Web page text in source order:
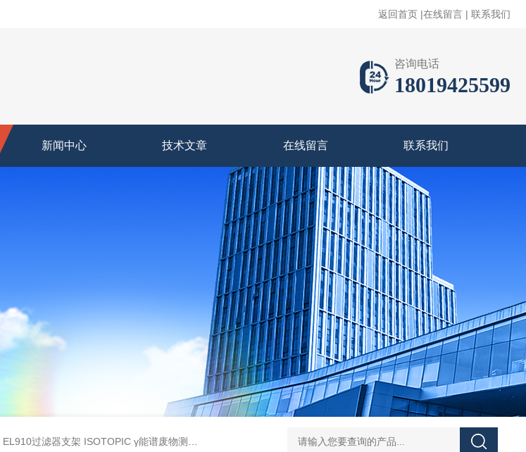
返回首页 |在线留言 | 联系我们
咨询电话
18019425599
新闻中心 技术文章 在线留言 联系我们
EL910过滤器支架 ISOTOPIC γ能谱废物测定 GammaVision伽马能谱分析软件 GammaVision报告生成器